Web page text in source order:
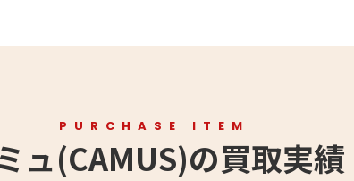
PURCHASE ITEM
ュ(CAMUS)の買取実績